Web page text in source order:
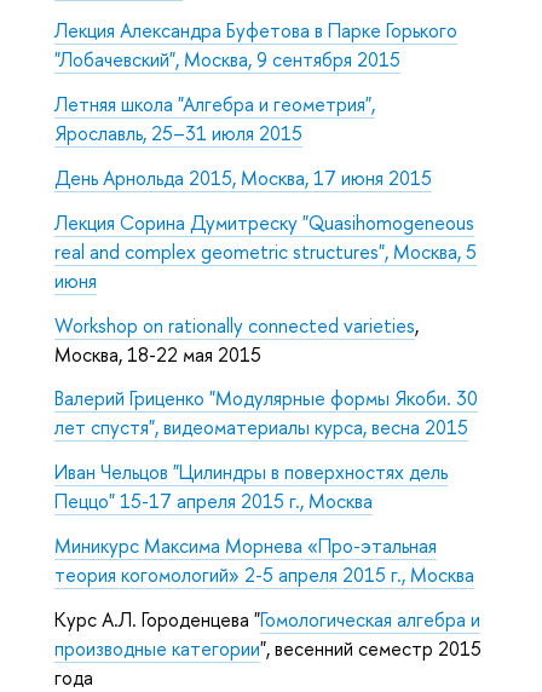
Лекция Александра Буфетова в Парке Горького
"Лобачевский", Москва, 9 сентября 2015
Летняя школа "Алгебра и геометрия",
Ярославль, 25–31 июля 2015
День Арнольда 2015, Москва, 17 июня 2015
Лекция Сорина Думитреску "Quasihomogeneous
real and complex geometric structures", Москва, 5
июня
Workshop on rationally connected varieties,
Москва, 18-22 мая 2015
Валерий Гриценко "Модулярные формы Якоби. 30
лет спустя", видеоматериалы курса, весна 2015
Иван Чельцов "Цилиндры в поверхностях дель
Пеццо" 15-17 апреля 2015 г., Москва
Миникурс Максима Морнева «Про-этальная
теория когомологий» 2-5 апреля 2015 г., Москва
Курс А.Л. Городенцева "Гомологическая алгебра и
производные категории", весенний семестр 2015
года